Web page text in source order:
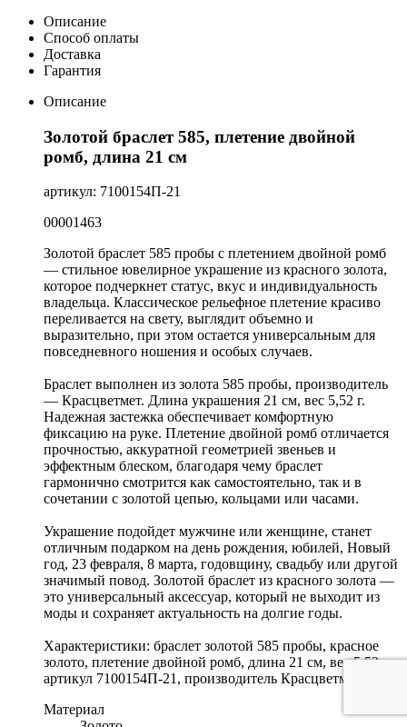
Описание
Способ оплаты
Доставка
Гарантия
Описание
Золотой браслет 585, плетение двойной
ромб, длина 21 см
артикул: 7100154П-21
00001463
Золотой браслет 585 пробы с плетением двойной ромб
— стильное ювелирное украшение из красного золота,
которое подчеркнет статус, вкус и индивидуальность
владельца. Классическое рельефное плетение красиво
переливается на свету, выглядит объемно и
выразительно, при этом остается универсальным для
повседневного ношения и особых случаев.
Браслет выполнен из золота 585 пробы, производитель
— Красцветмет. Длина украшения 21 см, вес 5,52 г.
Надежная застежка обеспечивает комфортную
фиксацию на руке. Плетение двойной ромб отличается
прочностью, аккуратной геометрией звеньев и
эффектным блеском, благодаря чему браслет
гармонично смотрится как самостоятельно, так и в
сочетании с золотой цепью, кольцами или часами.
Украшение подойдет мужчине или женщине, станет
отличным подарком на день рождения, юбилей, Новый
год, 23 февраля, 8 марта, годовщину, свадьбу или другой
значимый повод. Золотой браслет из красного золота —
это универсальный аксессуар, который не выходит из
моды и сохраняет актуальность на долгие годы.
Характеристики: браслет золотой 585 пробы, красное
золото, плетение двойной ромб, длина 21 см, вес 5,52 г,
артикул 7100154П-21, производитель Красцветмет.
Материал